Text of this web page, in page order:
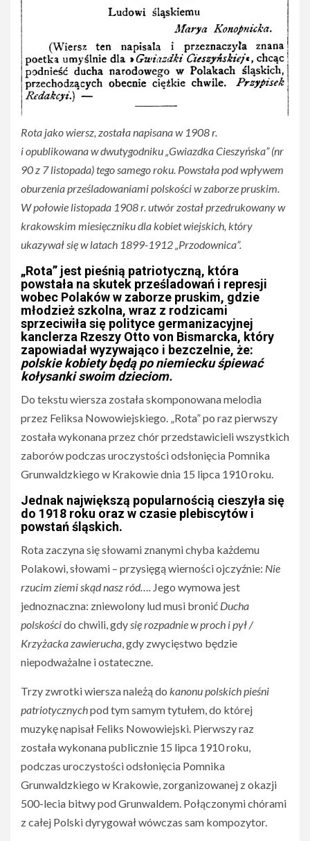
Rota jako wiersz, została napisana w 1908 r.
i opublikowana w dwutygodniku „Gwiazdka Cieszyńska” (nr
90 z 7 listopada) tego samego roku. Powstała pod wpływem
oburzenia prześladowaniami polskości w zaborze pruskim.
W połowie listopada 1908 r. utwór został przedrukowany w
krakowskim miesięczniku dla kobiet wiejskich, który
ukazywał się w latach 1899-1912 „Przodownica”.
„Rota” jest pieśnią patriotyczną, która
powstała na skutek prześladowań i represji
wobec Polaków w zaborze pruskim, gdzie
młodzież szkolna, wraz z rodzicami
sprzeciwiła się polityce germanizacyjnej
kanclerza Rzeszy Otto von Bismarcka, który
zapowiadał wyzywająco i bezczelnie, że:
polskie kobiety będą po niemiecku śpiewać
kołysanki swoim dzieciom.
Do tekstu wiersza została skomponowana melodia
przez Feliksa Nowowiejskiego. „Rota” po raz pierwszy
została wykonana przez chór przedstawicieli wszystkich
zaborów podczas uroczystości odsłonięcia Pomnika
Grunwaldzkiego w Krakowie dnia 15 lipca 1910 roku.
Jednak największą popularnością cieszyła się
do 1918 roku oraz w czasie plebiscytów i
powstań śląskich.
Rota zaczyna się słowami znanymi chyba każdemu
Polakowi, słowami – przysięgą wierności ojczyźnie: Nie
rzucim ziemi skąd nasz ród….
Jego wymowa jest
jednoznaczna: zniewolony lud musi bronić Ducha
polskoścido chwili, gdy się rozpadnie w proch i pył /
Krzyżacka zawierucha , gdy zwycięstwo będzie
niepodważalne i ostateczne.
Trzy zwrotki wiersza należą do kanonu polskich pieśni
patriotycznychpod tym samym tytułem, do której
muzykę napisał Feliks Nowowiejski. Pierwszy raz
została wykonana publicznie 15 lipca 1910 roku,
podczas uroczystości odsłonięcia Pomnika
Grunwaldzkiego w Krakowie, zorganizowanej z okazji
500-lecia bitwy pod Grunwaldem. Połączonymi chórami
z całej Polski dyrygował wówczas sam kompozytor.